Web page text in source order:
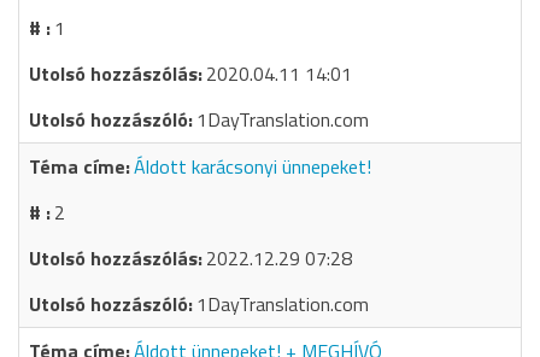
1
2020.04.11 14:01
1DayTranslation.com
Áldott karácsonyi ünnepeket!
2
2022.12.29 07:28
1DayTranslation.com
Áldott ünnepeket! + MEGHÍVÓ